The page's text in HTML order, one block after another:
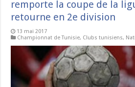
remporte la coupe de la
retourne en 2e division
13 mai 2017
Championnat de Tunisie, Clubs tunisiens,